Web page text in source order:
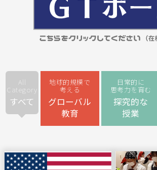
All
Category
すべて
地球的規模で
考える
グローバル
教育
日常的に
思考力を育む
探究的な
授業